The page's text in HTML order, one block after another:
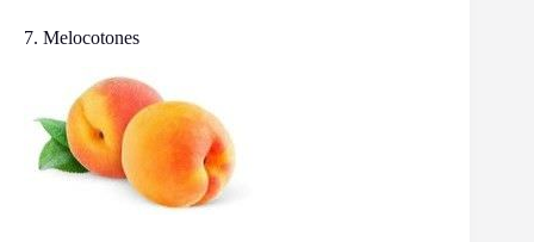
7. Melocotones